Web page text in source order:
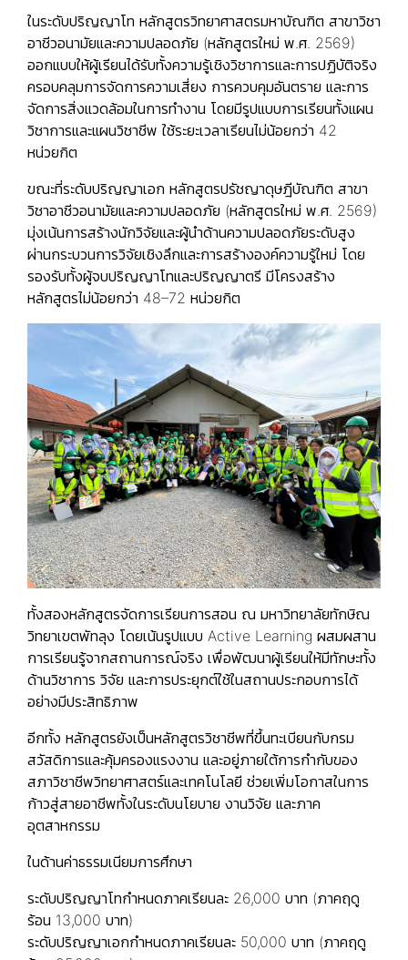
ในระดับปริญญาโท หลักสูตรวิทยาศาสตรมหาบัณฑิต สาขาวิชา
อาชีวอนามัยและความปลอดภัย (หลักสูตรใหม่ พ.ศ. 2569)
ออกแบบให้ผู้เรียนได้รับทั้งความรู้เชิงวิชาการและการปฏิบัติจริง
ครอบคลุมการจัดการความเสี่ยง การควบคุมอันตราย และการ
จัดการสิ่งแวดล้อมในการทำงาน โดยมีรูปแบบการเรียนทั้งแผน
วิชาการและแผนวิชาชีพ ใช้ระยะเวลาเรียนไม่น้อยกว่า 42
หน่วยกิต
ขณะที่ระดับปริญญาเอก หลักสูตรปรัชญาดุษฎีบัณฑิต สาขา
วิชาอาชีวอนามัยและความปลอดภัย (หลักสูตรใหม่ พ.ศ. 2569)
มุ่งเน้นการสร้างนักวิจัยและผู้นำด้านความปลอดภัยระดับสูง
ผ่านกระบวนการวิจัยเชิงลึกและการสร้างองค์ความรู้ใหม่ โดย
รองรับทั้งผู้จบปริญญาโทและปริญญาตรี มีโครงสร้าง
หลักสูตรไม่น้อยกว่า 48–72 หน่วยกิต
ทั้งสองหลักสูตรจัดการเรียนการสอน ณ มหาวิทยาลัยทักษิณ
วิทยาเขตพัทลุง โดยเน้นรูปแบบ Active Learning ผสมผสาน
การเรียนรู้จากสถานการณ์จริง เพื่อพัฒนาผู้เรียนให้มีทักษะทั้ง
ด้านวิชาการ วิจัย และการประยุกต์ใช้ในสถานประกอบการได้
อย่างมีประสิทธิภาพ
อีกทั้ง หลักสูตรยังเป็นหลักสูตรวิชาชีพที่ขึ้นทะเบียนกับกรม
สวัสดิการและคุ้มครองแรงงาน และอยู่ภายใต้การกำกับของ
สภาวิชาชีพวิทยาศาสตร์และเทคโนโลยี ช่วยเพิ่มโอกาสในการ
ก้าวสู่สายอาชีพทั้งในระดับนโยบาย งานวิจัย และภาค
อุตสาหกรรม
ในด้านค่าธรรมเนียมการศึกษา
ระดับปริญญาโทกำหนดภาคเรียนละ 26,000 บาท (ภาคฤดู
ร้อน 13,000 บาท)
ระดับปริญญาเอกกำหนดภาคเรียนละ 50,000 บาท (ภาคฤดู